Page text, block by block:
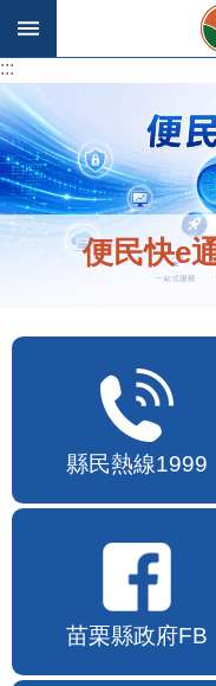
跳到主要內容區塊
:::
:::
便民快e
縣民熱線1999
苗栗縣政府FB